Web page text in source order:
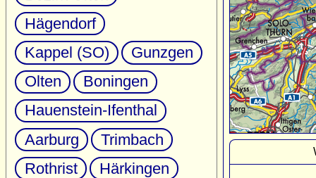
Hägendorf
Kappel (SO)
Gunzgen
Olten
Boningen
Hauenstein-Ifenthal
Aarburg
Trimbach
Rothrist
Härkingen